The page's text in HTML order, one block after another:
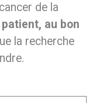
de la
au bon
la recherche